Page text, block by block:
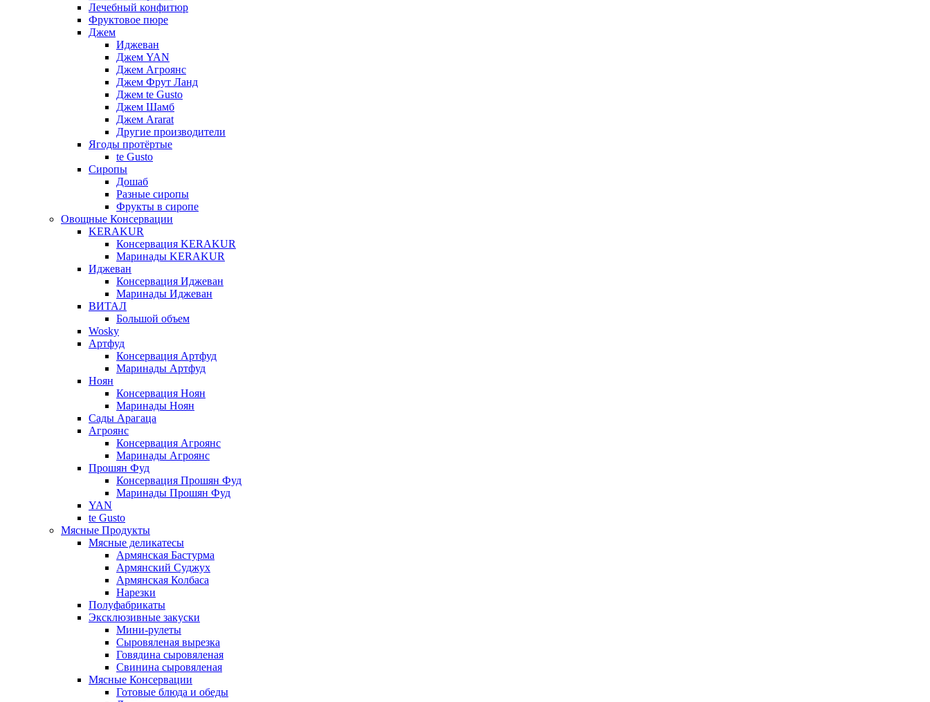
Лечебный конфитюр
Фруктовое пюре
Джем
Иджеван
Джем YAN
Джем Агроянс
Джем Фрут Ланд
Джем te Gusto
Джем Шамб
Джем Ararat
Другие производители
Ягоды протёртые
te Gusto
Сиропы
Дошаб
Разные сиропы
Фрукты в сиропе
Овощные Консервации
KERAKUR
Консервация KERAKUR
Маринады KERAKUR
Иджеван
Консервация Иджеван
Маринады Иджеван
ВИТАЛ
Большой объем
Wosky
Артфуд
Консервация Артфуд
Маринады Артфуд
Ноян
Консервация Ноян
Маринады Ноян
Сады Арагаца
Агроянс
Консервация Агроянс
Маринады Агроянс
Прошян Фуд
Консервация Прошян Фуд
Маринады Прошян Фуд
YAN
te Gusto
Мясные Продукты
Мясные деликатесы
Армянская Бастурма
Армянский Суджух
Армянская Колбаса
Нарезки
Полуфабрикаты
Эксклюзивные закуски
Мини-рулеты
Сыровяленая вырезка
Говядина сыровяленая
Свинина сыровяленая
Мясные Консервации
Готовые блюда и обеды